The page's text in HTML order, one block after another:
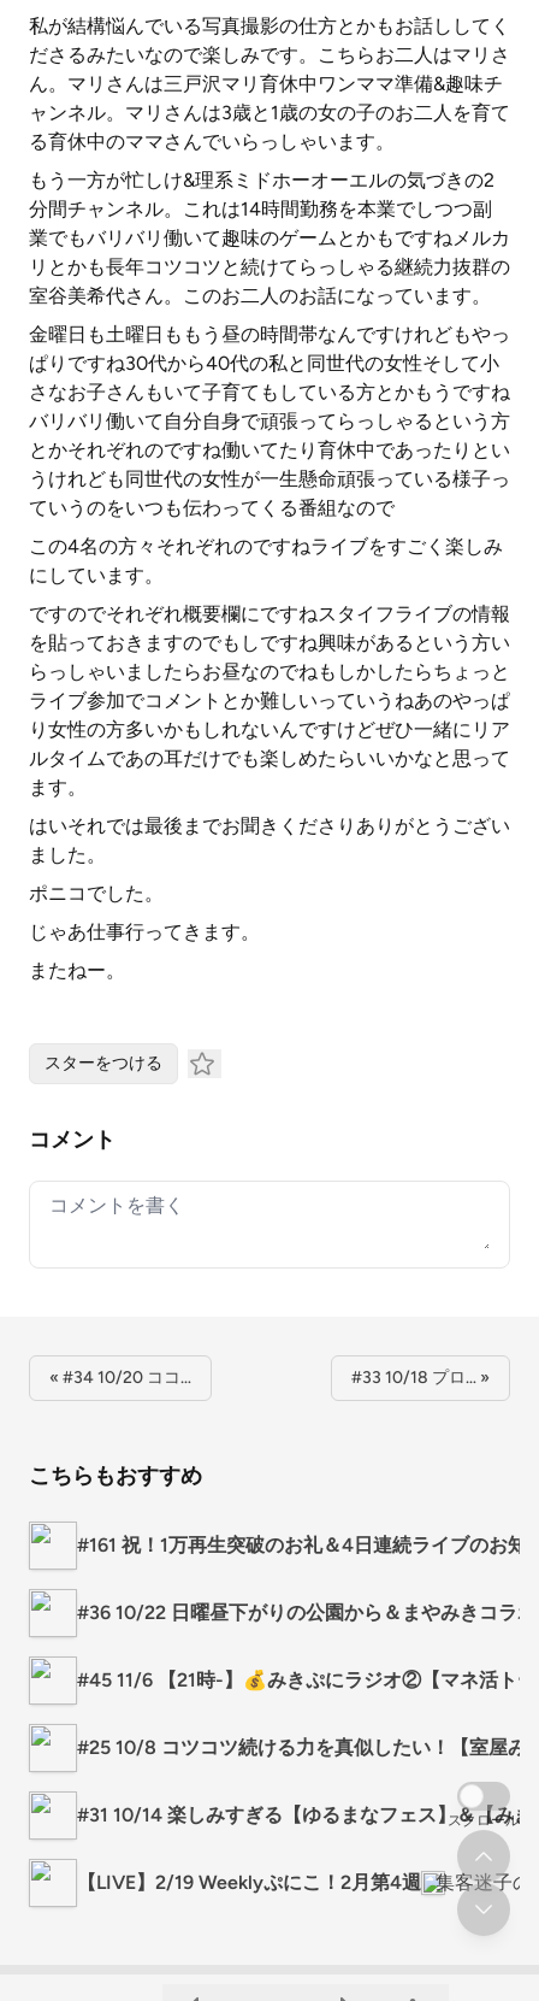
私が結構悩んでいる写真撮影の仕方とかもお話ししてく
ださるみたいなので楽しみです。こちらお二人はマリさ
ん。マリさんは三戸沢マリ育休中ワンママ準備&趣味チ
ャンネル。マリさんは3歳と1歳の女の子のお二人を育て
る育休中のママさんでいらっしゃいます。
もう一方が忙しけ&理系ミドホーオーエルの気づきの2
分間チャンネル。これは14時間勤務を本業でしつつ副
業でもバリバリ働いて趣味のゲームとかもですねメルカ
リとかも長年コツコツと続けてらっしゃる継続力抜群の
室谷美希代さん。このお二人のお話になっています。
金曜日も土曜日ももう昼の時間帯なんですけれどもやっ
ぱりですね30代から40代の私と同世代の女性そして小
さなお子さんもいて子育てもしている方とかもうですね
バリバリ働いて自分自身で頑張ってらっしゃるという方
とかそれぞれのですね働いてたり育休中であったりとい
うけれども同世代の女性が一生懸命頑張っている様子っ
ていうのをいつも伝わってくる番組なので
この4名の方々それぞれのですねライブをすごく楽しみ
にしています。
ですのでそれぞれ概要欄にですねスタイフライブの情報
を貼っておきますのでもしですね興味があるという方い
らっしゃいましたらお昼なのでねもしかしたらちょっと
ライブ参加でコメントとか難しいっていうねあのやっぱ
り女性の方多いかもしれないんですけどぜひ一緒にリア
ルタイムであの耳だけでも楽しめたらいいかなと思って
ます。
はいそれでは最後までお聞きくださりありがとうござい
ました。
ポニコでした。
じゃあ仕事行ってきます。
またねー。
スターをつける
コメント
Your comment
« #34 10/20 ココ… #33 10/18 プロ… »
こちらもおすすめ
#161 祝！1万再生突破のお礼＆4日連続ライブのお知
#36 10/22 日曜昼下がりの公園から＆まやみきコラ
#45 11/6 【21時-】💰みきぷにラジオ②【マネ活ト
#25 10/8 コツコツ続ける力を真似したい！【室屋み
#31 10/14 楽しみすぎる【ゆるまなフェス】＆【み
【LIVE】2/19 Weeklyぷにこ！2月第4週 集客迷子の
スクロール